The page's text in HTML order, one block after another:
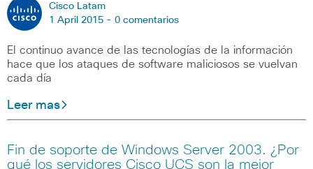
Cisco Latam
1 April 2015 - 0 comentarios
El continuo avance de las tecnologías de la información
hace que los ataques de software maliciosos se vuelvan
cada día
Leer mas
Fin de soporte de Windows Server 2003. ¿Por
qué los servidores Cisco UCS son la mejor